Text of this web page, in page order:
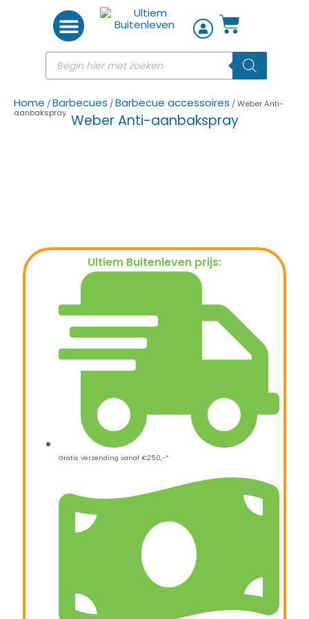
Home /Barbecues /Barbecue accessoires / Weber Anti-
aanbakspray Weber Anti-aanbakspray
Ultiem Buitenleven prijs:
Gratis verzending vanaf €250,-*